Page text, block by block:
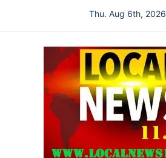
Thu. Aug 6th, 2026